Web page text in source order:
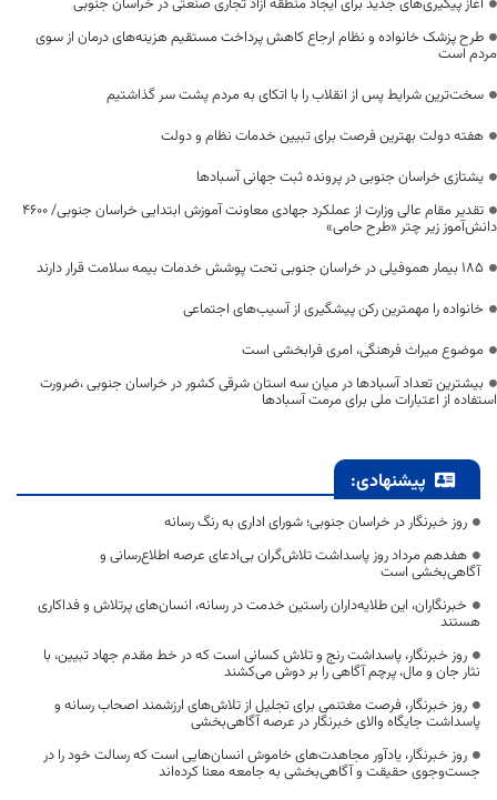
آغاز پیگیری‌های جدید برای ایجاد منطقه آزاد تجاری صنعتی در خراسان جنوبی
طرح پزشک خانواده و نظام ارجاع کاهش پرداخت مستقیم هزینه‌های درمان از سوی
مردم است
سخت‌ترین شرایط پس از انقلاب را با اتکای به مردم پشت سر گذاشتیم
هفته دولت بهترین فرصت برای تبیین خدمات نظام و دولت
یشتازی خراسان جنوبی در پرونده ثبت جهانی آسبادها
تقدیر مقام عالی وزارت از عملکرد جهادی معاونت آموزش ابتدایی خراسان جنوبی/ ۴۶۰۰
دانش‌آموز زیر چتر «طرح حامی»
۱۸۵ بیمار هموفیلی در خراسان جنوبی تحت پوشش خدمات بیمه سلامت قرار دارند
خانواده را مهمترین رکن پیشگیری از آسیب‌های اجتماعی
موضوع میراث فرهنگی، امری فرابخشی است
بیشترین تعداد آسبادها در میان سه استان شرقی کشور در خراسان جنوبی ،ضرورت
استفاده از اعتبارات ملی برای مرمت آسبادها
پیشنهادی:
روز خبرنگار در خراسان جنوبی؛ شورای اداری به رنگ رسانه
هفدهم مرداد روز پاسداشت تلاش‌گران بی‌ادعای عرصه اطلاع‌رسانی و
آگاهی‌بخشی است
خبرنگاران، این طلایه‌داران راستین خدمت در رسانه، انسان‌های پرتلاش و فداکاری
هستند
روز خبرنگار، پاسداشت رنج و تلاش کسانی است که در خط مقدم جهاد تبیین، با
نثار جان و مال، پرچم آگاهی را بر دوش می‌کشند
روز خبرنگار، فرصت مغتنمی برای تجلیل از تلاش‌های ارزشمند اصحاب رسانه و
پاسداشت جایگاه والای خبرنگار در عرصه آگاهی‌بخشی
روز خبرنگار، یادآور مجاهدت‌های خاموش انسان‌هایی است که رسالت خود را در
جست‌وجوی حقیقت و آگاهی‌بخشی به جامعه معنا کرده‌اند